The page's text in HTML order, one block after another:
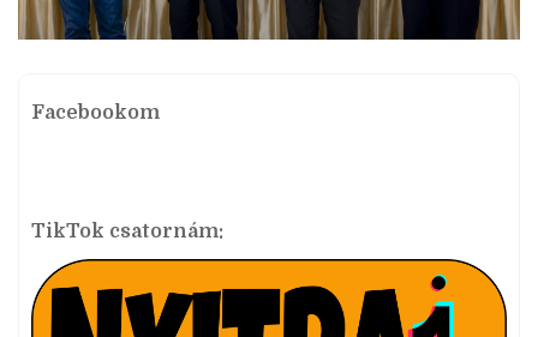
Facebookom
TikTok csatornám: